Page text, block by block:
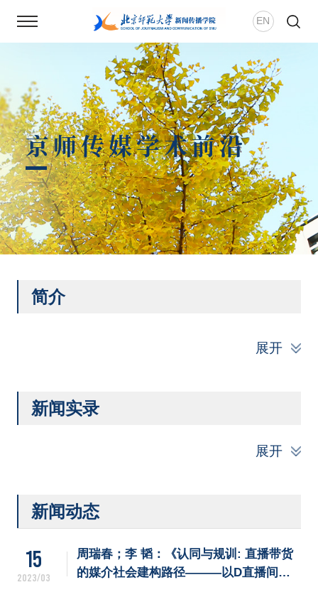
新闻动态
学院概况
师资团队
新传风华
人才培养
EN
京师传媒学术前沿
简介
展开
新闻实录
展开
新闻动态
15
2023/03
周瑞春；李 韬：《认同与规训: 直播带货
的媒介社会建构路径———以D直播间为